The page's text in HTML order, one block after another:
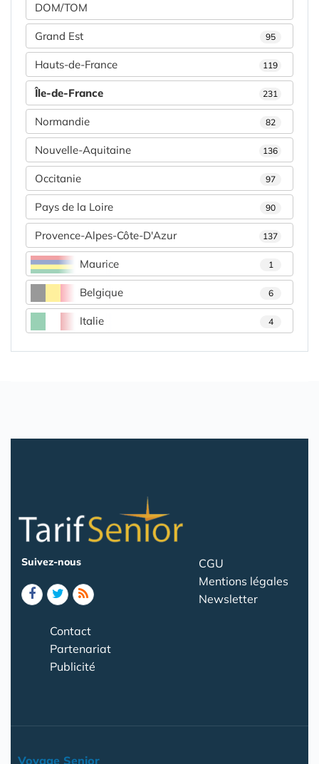
DOM/TOM
Grand Est 95
Hauts-de-France 119
Île-de-France 231
Normandie 82
Nouvelle-Aquitaine 136
Occitanie 97
Pays de la Loire 90
Provence-Alpes-Côte-D'Azur 137
Maurice 1
Belgique 6
Italie 4
Suivez-nous
CGU
Mentions légales
Newsletter
Contact
Partenariat
Publicité
Voyage Senior